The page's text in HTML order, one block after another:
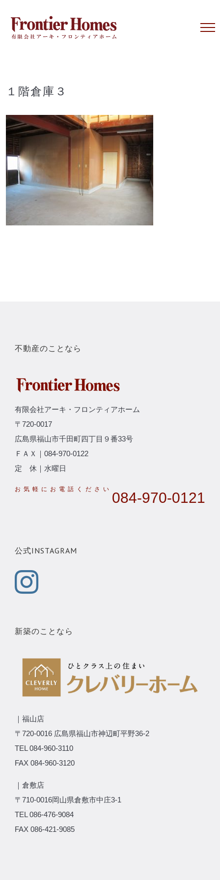
content
１階倉庫３
不動産のことなら
有限会社アーキ・フロンティアホーム
〒720-0017
広島県福山市千田町四丁目９番33号
ＦＡＸ｜084-970-0122
定 休｜水曜日
084-970-0121
公式INSTAGRAM
新築のことなら
｜福山店
〒720-0016 広島県福山市神辺町平野36-2
TEL 084-960-3110
FAX 084-960-3120
｜倉敷店
〒710-0016岡山県倉敷市中庄3-1
TEL 086-476-9084
FAX 086-421-9085